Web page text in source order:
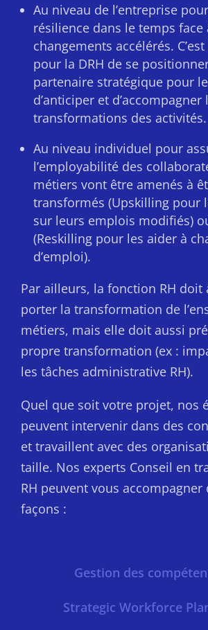
Au niveau de l’entreprise
résilience dans le temps face
changements accélérés. C’est
pour la DRH de se
partenaire stratégique pour
d’anticiper et d’accompagner
transformations des activités.
Au niveau individuel pour
l’employabilité des
métiers vont être amenés à
transformés (Upskilling pour
sur leurs emplois modifiés)
(Reskilling pour les aider à
d’emploi).
Par ailleurs, la fonction RH doit
porter la transformation de
métiers, mais elle doit aussi
propre transformation (ex :
les tâches administrative RH).
Quel que soit votre projet, nos
peuvent intervenir dans des
et travaillent avec des
taille. Nos experts Conseil en
RH peuvent vous accompagner
façons :
Gestion des
Strategic Workforce